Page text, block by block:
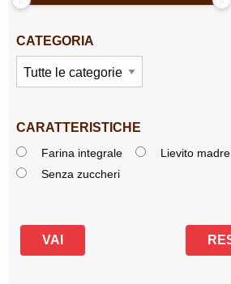
CATEGORIA
CARATTERISTICHE
Farina integrale
Lievito madre
Senza zuccheri